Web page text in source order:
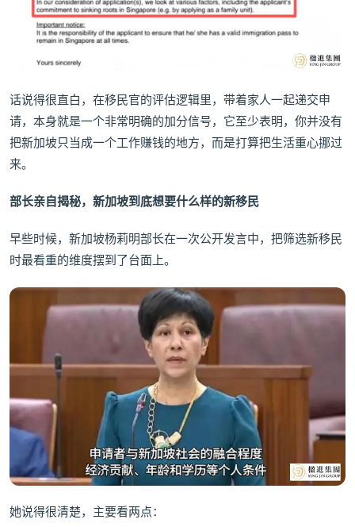
话说得很直白，在移民官的评估逻辑里，带着家人一起递交申
请，本身就是一个非常明确的加分信号，它至少表明，你并没有
把新加坡只当成一个工作赚钱的地方，而是打算把生活重心挪过
来。
部长亲自揭秘， 新加坡到底想要什么样的新移民
早些时候，新加坡杨莉明部长在一次公开发言中，把筛选新移民
时最看重的维度摆到了台面上。
她说得很清楚，主要看两点：